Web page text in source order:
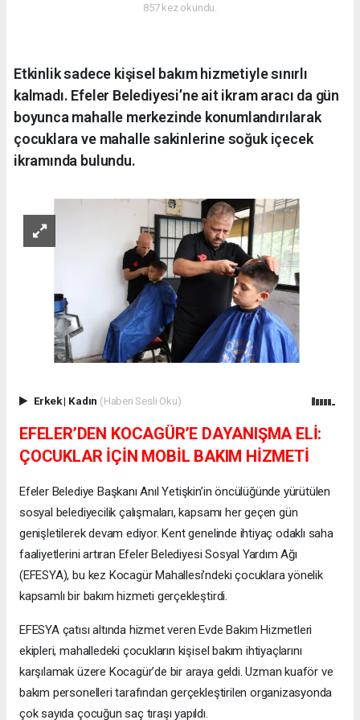
857 kez okundu.
Etkinlik sadece kişisel bakım hizmetiyle sınırlı
kalmadı. Efeler Belediyesi’ne ait ikram aracı da gün
boyunca mahalle merkezinde konumlandırılarak
çocuklara ve mahalle sakinlerine soğuk içecek
ikramında bulundu.
Erkek| Kadın (Haberi Sesli Oku)
EFELER’DEN KOCAGÜR’E DAYANIŞMA ELİ:
ÇOCUKLAR İÇİN MOBİL BAKIM HİZMETİ
Efeler Belediye Başkanı Anıl Yetişkin’in öncülüğünde yürütülen
sosyal belediyecilik çalışmaları, kapsamı her geçen gün
genişletilerek devam ediyor. Kent genelinde ihtiyaç odaklı saha
faaliyetlerini artıran Efeler Belediyesi Sosyal Yardım Ağı
(EFESYA), bu kez Kocagür Mahallesi’ndeki çocuklara yönelik
kapsamlı bir bakım hizmeti gerçekleştirdi.
EFESYA çatısı altında hizmet veren Evde Bakım Hizmetleri
ekipleri, mahalledeki çocukların kişisel bakım ihtiyaçlarını
karşılamak üzere Kocagür’de bir araya geldi. Uzman kuaför ve
bakım personelleri tarafından gerçekleştirilen organizasyonda
çok sayıda çocuğun saç tıraşı yapıldı.